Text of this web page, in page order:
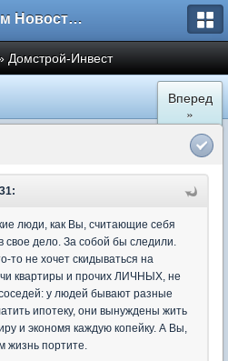
Форум Новостройки
Инвест
Вперед
»
люди, как Вы, считающие себя
свое дело. За собой бы следили.
то не хочет скидываться на
квартиры и прочих ЛИЧНЫХ, не
у людей бывают разные
ипотеку, они вынуждены жить
и экономя каждую копейку. А Вы,
жизнь портите.